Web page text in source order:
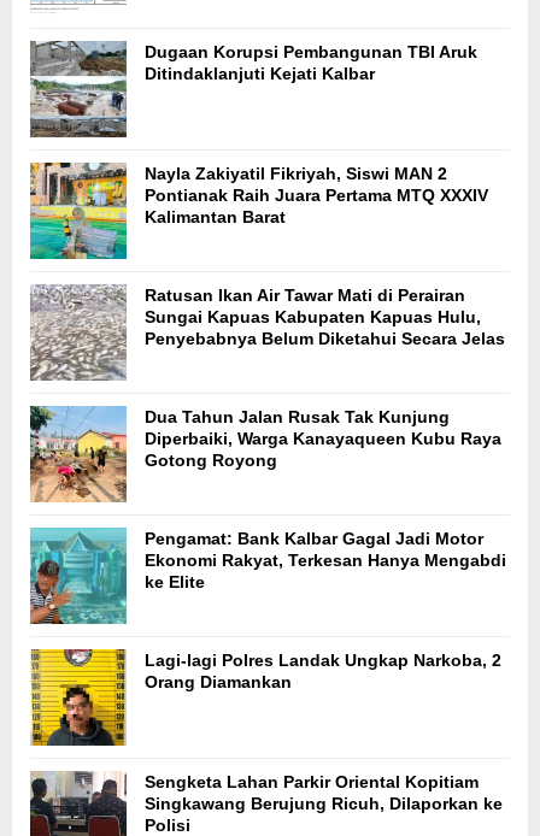
Dugaan Korupsi Pembangunan TBI Aruk
Ditindaklanjuti Kejati Kalbar
Nayla Zakiyatil Fikriyah, Siswi MAN 2
Pontianak Raih Juara Pertama MTQ XXXIV
Kalimantan Barat
Ratusan Ikan Air Tawar Mati di Perairan
Sungai Kapuas Kabupaten Kapuas Hulu,
Penyebabnya Belum Diketahui Secara Jelas
Dua Tahun Jalan Rusak Tak Kunjung
Diperbaiki, Warga Kanayaqueen Kubu Raya
Gotong Royong
Pengamat: Bank Kalbar Gagal Jadi Motor
Ekonomi Rakyat, Terkesan Hanya Mengabdi
ke Elite
Lagi-lagi Polres Landak Ungkap Narkoba, 2
Orang Diamankan
Sengketa Lahan Parkir Oriental Kopitiam
Singkawang Berujung Ricuh, Dilaporkan ke
Polisi